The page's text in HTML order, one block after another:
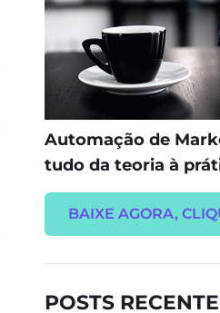
Automação de
tudo da teoria à
BAIXE AGORA,
POSTS